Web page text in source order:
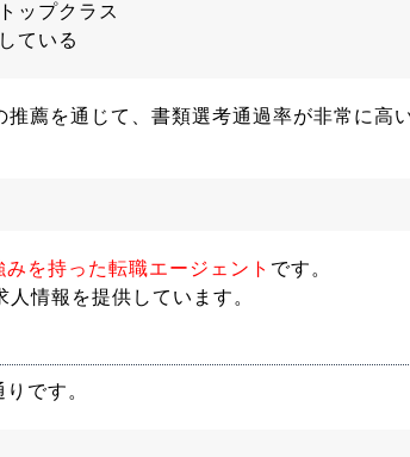
ップクラス
ている
薦を通じて、書類選考通過率が非常に高
を持った転職エージェント です。
情報を提供しています。
です。